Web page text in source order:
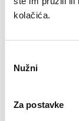
kolačića.
pristanka
Nužni
Za postavke